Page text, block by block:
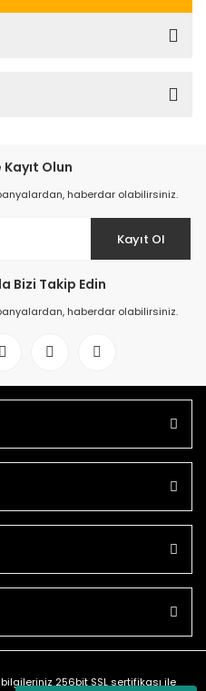
Olun
haberdar olabilirsiniz.
Kayıt Ol
Bizi Takip Edin
haberdar olabilirsiniz.
bilgileriniz 256bit SSL sertifikası ile